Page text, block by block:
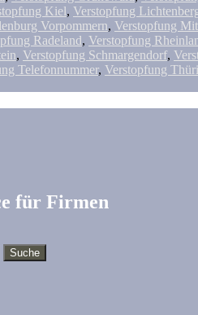
Kiel, Verstopfung
Vorpommern, Verstopfung
Radeland, Verstopfung
, Verstopfung Schmargendorf,
Telefonnummer, Verstopfung
für Firmen